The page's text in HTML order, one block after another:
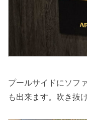
プールサイドにソフ
も出来ます。吹き抜